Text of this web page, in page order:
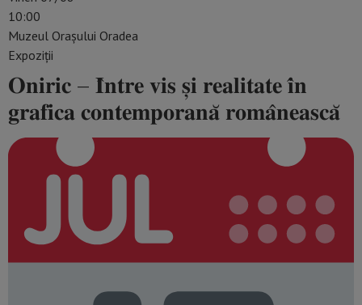
10:00
Muzeul Orașului Oradea
Expoziții
𝐎𝐧𝐢𝐫𝐢𝐜 – 𝐈̂𝐧𝐭𝐫𝐞 𝐯𝐢𝐬 𝐬̦𝐢 𝐫𝐞𝐚𝐥𝐢𝐭𝐚𝐭𝐞 𝐢̂𝐧
𝐠𝐫𝐚𝐟𝐢𝐜𝐚 𝐜𝐨𝐧𝐭𝐞𝐦𝐩𝐨𝐫𝐚𝐧𝐚̆ 𝐫𝐨𝐦𝐚̂𝐧𝐞𝐚𝐬𝐜𝐚̆